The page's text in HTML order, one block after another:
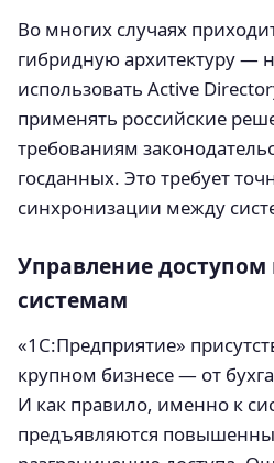
Во многих случаях
гибридную архитектуру —
использовать Active
применять российские
требованиям
госданных. Это требует
синхронизации между
Управление доступом
системам
«1С:Предприятие»
крупном бизнесе — от
И как правило, именно к
предъявляются